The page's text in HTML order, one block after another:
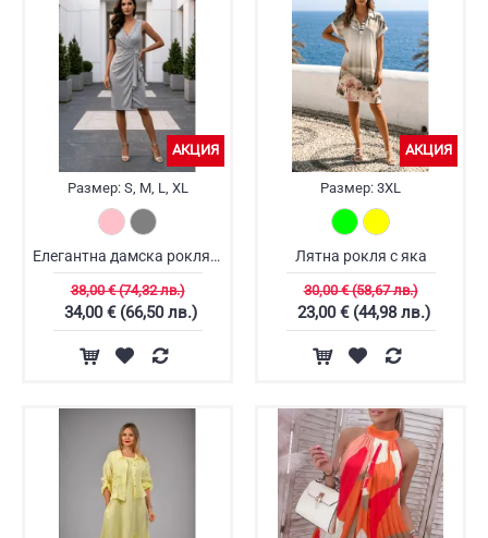
АКЦИЯ
Размер:S, M, L, XL
Елегантна дамска рокля с драпиране
38,00 € (74,32 лв.)
34,00 € (66,50 лв.)
АКЦИЯ
Размер: 3XL
Лятна рокля с яка
30,00 € (58,67 лв.)
23,00 € (44,98 лв.)